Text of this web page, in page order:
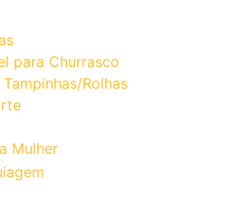
para Churrasco
Rolhas
Mulher